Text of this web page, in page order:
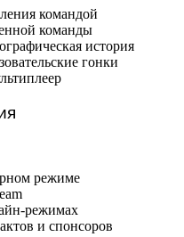
командой
команды
история
гонки
режиме
режимах
и спонсоров